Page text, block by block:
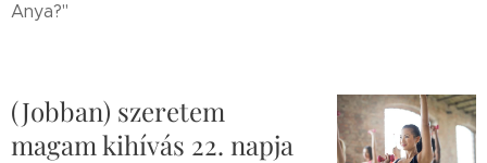
Anya?"
(Jobban) szeretem
magam kihívás 22. napja